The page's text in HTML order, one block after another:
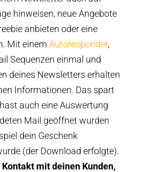
hinweisen, neue Angebote
anbieten oder eine
Mit einem Autoresponder,
Sequenzen einmal und
deines Newsletters erhalten
Informationen. Das spart
auch eine Auswertung
Mail geöffnet wurden
dein Geschenk
(der Download erfolgte).
mit deinen Kunden,